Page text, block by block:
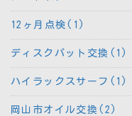
12ヶ月点検(1)
ディスクパット交換(1)
ハイラックスサーフ(1)
岡山市オイル交換(2)